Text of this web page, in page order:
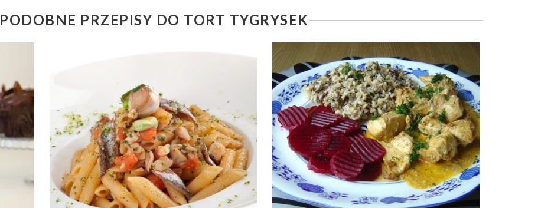
PODOBNE PRZEPISY DO TORT TYGRYSEK